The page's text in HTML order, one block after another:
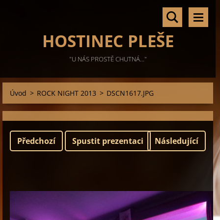
HOSTINEC PLEŠE
"U NÁS PROSTĚ CHUTNÁ..."
Úvod > ROCK NIGHT 2013 > DSCN1617.JPG
Předchozí Spustit prezentaci Následující